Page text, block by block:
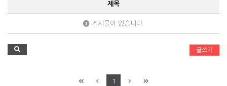
제목
게시물이 없습니다.
글쓰기
1